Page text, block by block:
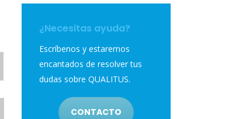
¿Necesitas ayuda?
Escríbenos y estaremos
encantados de resolver tus
dudas sobre QUALITUS.
CONTACTO